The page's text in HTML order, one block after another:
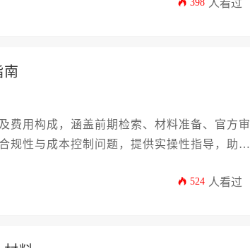
人看过
南
费用构成，涵盖前期检索、材料准备、官方审
规性与成本控制问题，提供实操性指导，助力
524 人看过